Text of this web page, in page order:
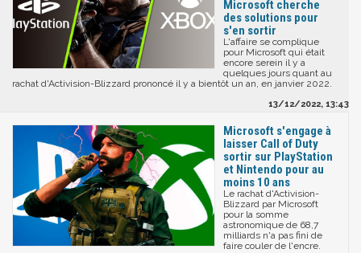
Microsoft cherche
des solutions pour
s'en sortir
L'affaire se complique
pour Microsoft qui était
encore serein il y a
quelques jours quant au
rachat d'Activision-Blizzard prononcé il y a bientôt un an, en janvier 2022.
13/12/2022, 13:43
Microsoft s'engage à
laisser Call of Duty
sortir sur PlayStation
et Nintendo pour au
moins 10 ans
Le rachat d'Activision-
Blizzard par Microsoft
pour la somme
astronomique de 68,7
milliards n'a pas fini de
faire couler de l'encre.